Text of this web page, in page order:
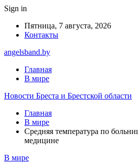
Sign in
Пятница, 7 августа, 2026
Контакты
angelsband.by
Главная
В мире
Новости Бреста и Брестской области
Главная
В мире
Средняя температура по
медицине
В мире